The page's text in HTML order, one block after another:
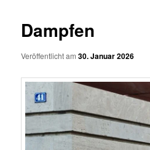
Dampfen
Veröffentlicht am30. Januar 2026